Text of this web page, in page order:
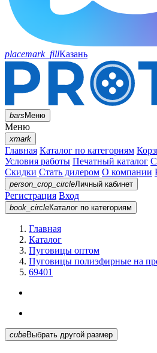
placemark_fillКазань
barsМеню
Меню
xmark
Главная Каталог по категориям
Условия работы Печатный каталог
Скидки Стать дилером О компании
person_crop_circleЛичный кабинет
Регистрация Вход
book_circleКаталог по категориям
Главная
Каталог
Пуговицы оптом
Пуговицы полиэфирные на
69401
cubeВыбрать другой размер